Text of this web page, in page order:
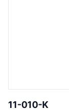
11-010-K